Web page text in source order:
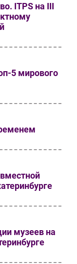
ITPS на III
5 мирового
музеев на